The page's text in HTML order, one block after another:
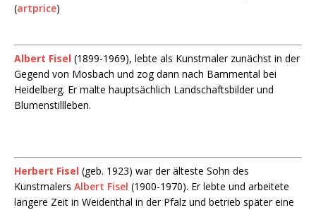
(artprice)
Albert Fisel (1899-1969), lebte als Kunstmaler zunächst in der
Gegend von Mosbach und zog dann nach Bammental bei
Heidelberg. Er malte hauptsächlich Landschaftsbilder und
Blumenstillleben.
Herbert Fisel (geb. 1923) war der älteste Sohn des
Kunstmalers Albert Fisel (1900-1970). Er lebte und arbeitete
längere Zeit in Weidenthal in der Pfalz und betrieb später eine